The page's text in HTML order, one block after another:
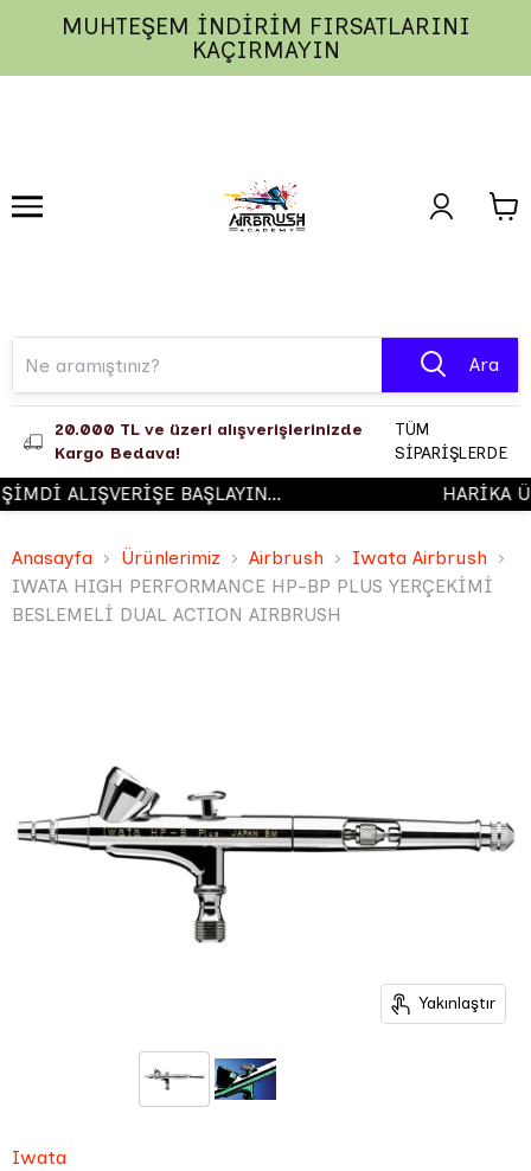
MUHTEŞEM İNDİRİM FIRSATLARINI
KAÇIRMAYIN
1 2 3
Ara
20.000 TL ve üzeri alışverişlerinizde
Kargo Bedava!
TÜM
SİPARİŞLERDE
ALIŞVERİŞE BAŞLAYIN... HARİKA
Anasayfa Ürünlerimiz Airbrush
Iwata Airbrush
IWATA HIGH PERFORMANCE HP-BP PLUS YERÇEKİMİ
BESLEMELİ DUAL ACTION AIRBRUSH
Yakınlaştır
Iwata